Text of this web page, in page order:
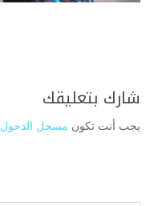
شارك بتعليقك
يجب أنت تكون مسجل الدخول